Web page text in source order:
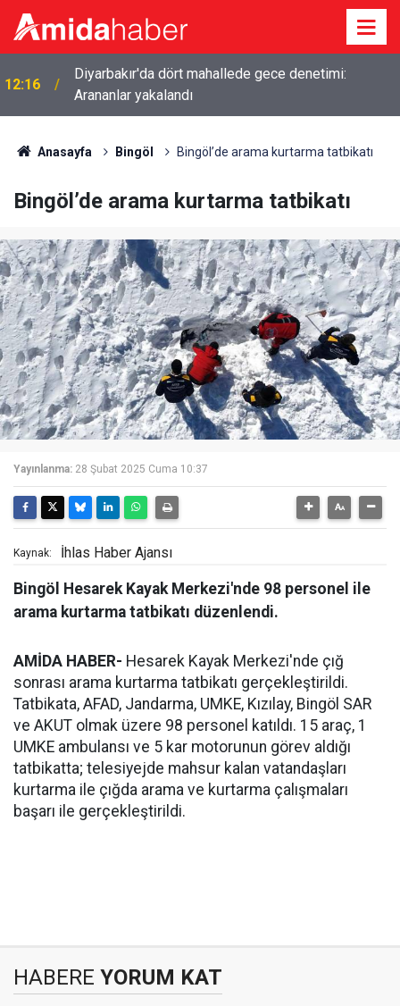
12:16
Diyarbakır'da dört mahallede gece denetimi:
Arananlar yakalandı
Anasayfa Bingöl Bingöl’de arama kurtarma tatbikatı
Bingöl’de arama kurtarma tatbikatı
Yayınlanma: 28 Şubat 2025 Cuma 10:37
Kaynak: İhlas Haber Ajansı
Bingöl Hesarek Kayak Merkezi'nde 98 personel ile
arama kurtarma tatbikatı düzenlendi.
AMİDA HABER- Hesarek Kayak Merkezi'nde çığ
sonrası arama kurtarma tatbikatı gerçekleştirildi.
Tatbikata, AFAD, Jandarma, UMKE, Kızılay, Bingöl SAR
ve AKUT olmak üzere 98 personel katıldı. 15 araç, 1
UMKE ambulansı ve 5 kar motorunun görev aldığı
tatbikatta; telesiyejde mahsur kalan vatandaşları
kurtarma ile çığda arama ve kurtarma çalışmaları
başarı ile gerçekleştirildi.
HABERE YORUM KAT